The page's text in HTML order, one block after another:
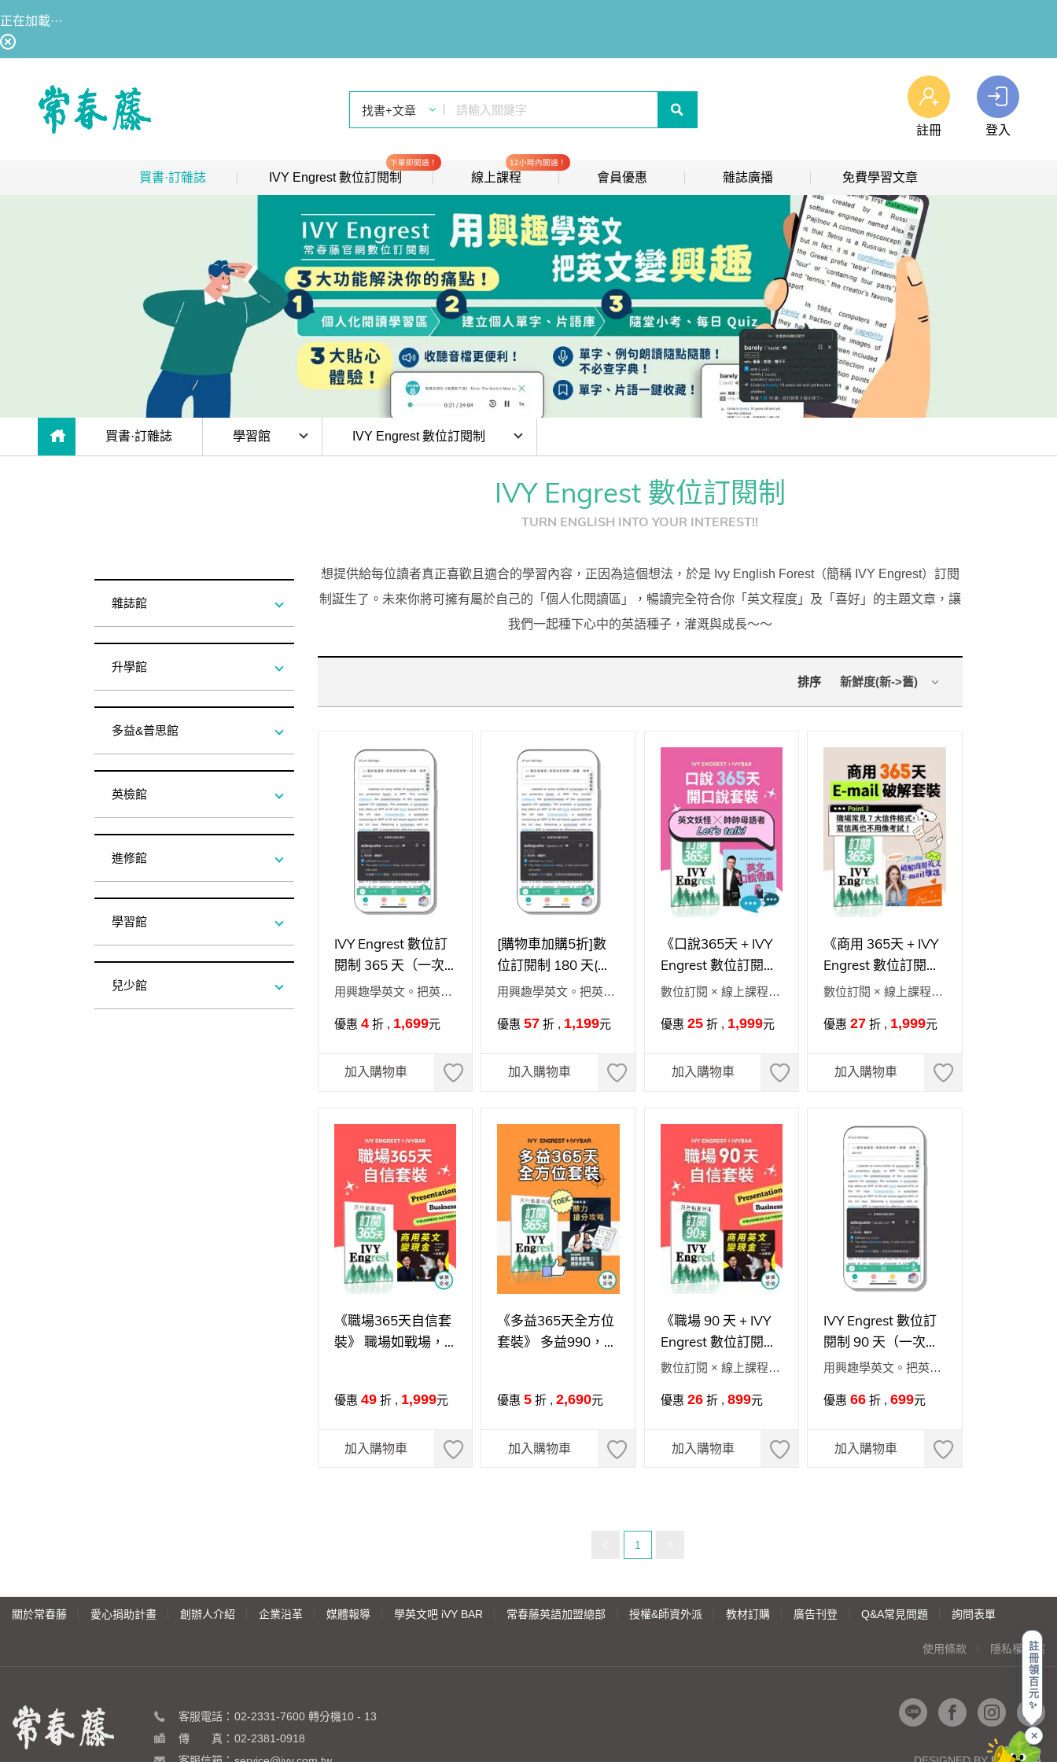
註
冊
領
百
元
✨
✕
正在加載···
註冊 登入
買書·訂雜誌
企業 / 補習班 hot
出版品總覽
｜ 數位訂閱 / 線上課程
IVY Engrest 數位訂閱制
線上課程
APP學習
長訂 / 當期 / 過刊
解析英語（英檢中級→中高級）
生活英語（英檢初級→中級）
升學考試 會考 / 學測
國中（閱讀素養．會考題庫）
多益・雅思
軍檢系列
全民英檢實力養成
英語從頭學（英語輕鬆學）系列
發音．聽力．口說．會話
單字．片語．辭典
文法．句型．克漏字
寫作．翻譯．閱讀
多元選修
3～6歲
低年級（7-8歲）
中年級（9-10歲）
高年級以上（11-15歲）
IVY Engrest 數位訂閱制
下單即開通！
數位訂閱制介紹
數位訂閱制-新手攻略 new
訂閱方案
我的閱讀區
高效學習計畫表
更多 Premium 解鎖文章
我的訂閱·推播設定
訂閱制更新月誌
訂閱讀者回饋宣言
線上課程
12小時內開通！
線上影音課程
會員優惠
會員推薦分潤計畫
我的音檔收聽櫃new
會員限定活動
會員升等辦法
熊贈點回饋辦法
雜誌廣播
雜誌線上廣播
解析英語廣播
生活英語廣播
免費學習文章
熱門文章主題
hashtag 標籤索引
文章分類
單字·俚語·用法
[閱讀] 入門·生活會話
[閱讀] 中階、日常實用文章
[閱讀] 高階、進階閱讀
見證心得·考情分享
購物車0商品
買書·訂雜誌 目前位於:
學習館 目前位於:
IVY Engrest 數位訂閱制
雜誌館
升學館
多益&普思館
英檢館
進修館
學習館
兒少館
IVY Engrest 數位訂閱制
TURN ENGLISH INTO YOUR INTEREST!!
想提供給每位讀者真正喜歡且適合的學習內容，正因為這個想法，於是 Ivy English Forest（簡稱 IVY Engrest）訂閱
制誕生了。未來你將可擁有屬於自己的「個人化閱讀區」，暢讀完全符合你「英文程度」及「喜好」的主題文章，讓
我們一起種下心中的英語種子，灌溉與成長～～
排序
IVY Engrest 數位訂
閱制 365 天（一次
付清）
用興趣學英文。把英文
優惠 4折 , 1,699元
加入購物車
[購物車加購5折]數
位訂閱制 180 天(一
次付清)
用興趣學英文。把英文
優惠57 折 , 1,199元
加入購物車
《口說365天 + IVY
Engrest 數位訂閱制
= 開口說套裝》英文
= 自助旅行、職場工
數位訂閱 × 線上課程 =
優惠 25折 , 1,999元
加入購物車
《商用 365天 + IVY
Engrest 數位訂閱制
= E-mail 破解套裝》
令小撇步，寫好 E-
數位訂閱 × 線上課程 =
優惠27 折 , 1,999元
加入購物車
《職場365天自信套
裝》 職場如戰場，
優惠 49折 , 1,999元
加入購物車
《多益365天全方位
套裝》 多益990，不
優惠5 折 ,2,690元
加入購物車
《職場 90 天 + IVY
Engrest 數位訂閱制
= 自信套裝》職場如
數位訂閱 × 線上課程 =
優惠 26折 , 899元
加入購物車
IVY Engrest 數位訂
閱制 90 天（一次付
清）
用興趣學英文。把英文
優惠66 折 ,699元
加入購物車
目前頁碼：
1
關於常春藤 愛心捐助計畫 創辦人介紹 企業沿革 媒體報導 學英文吧 iVY BAR 常春藤英語加盟總部 授權&師資外派 教材訂購 廣告刊登 Q&A常見問題 詢問表單
使用條款 隱私權政策
客服電話： 02-2331-7600 轉分機10 - 13
傳 真： 02-2381-0918